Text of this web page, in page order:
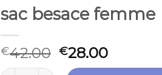
sac besace femme
€42.00 €28.00